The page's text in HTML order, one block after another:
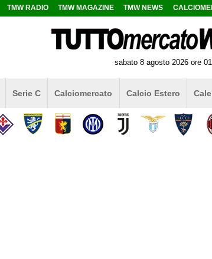
TMW RADIO TMW MAGAZINE TMW NEWS
sabato 8 agosto 2026 ore
Serie C Calciomercato Calcio Estero